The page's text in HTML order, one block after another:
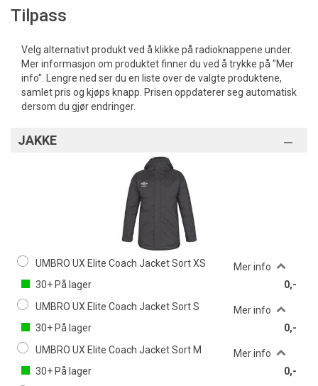
Tilpass
Velg alternativt produkt ved å klikke på radioknappene under.
Mer informasjon om produktet finner du ved å trykke på "Mer
info". Lengre ned ser du en liste over de valgte produktene,
samlet pris og kjøps knapp. Prisen oppdaterer seg automatisk
dersom du gjør endringer.
JAKKE
UMBRO UX Elite Coach Jacket Sort XS
Mer info
30+ På lager
0,-
UMBRO UX Elite Coach Jacket Sort S
Mer info
30+ På lager
0,-
UMBRO UX Elite Coach Jacket Sort M
Mer info
30+ På lager 0,-